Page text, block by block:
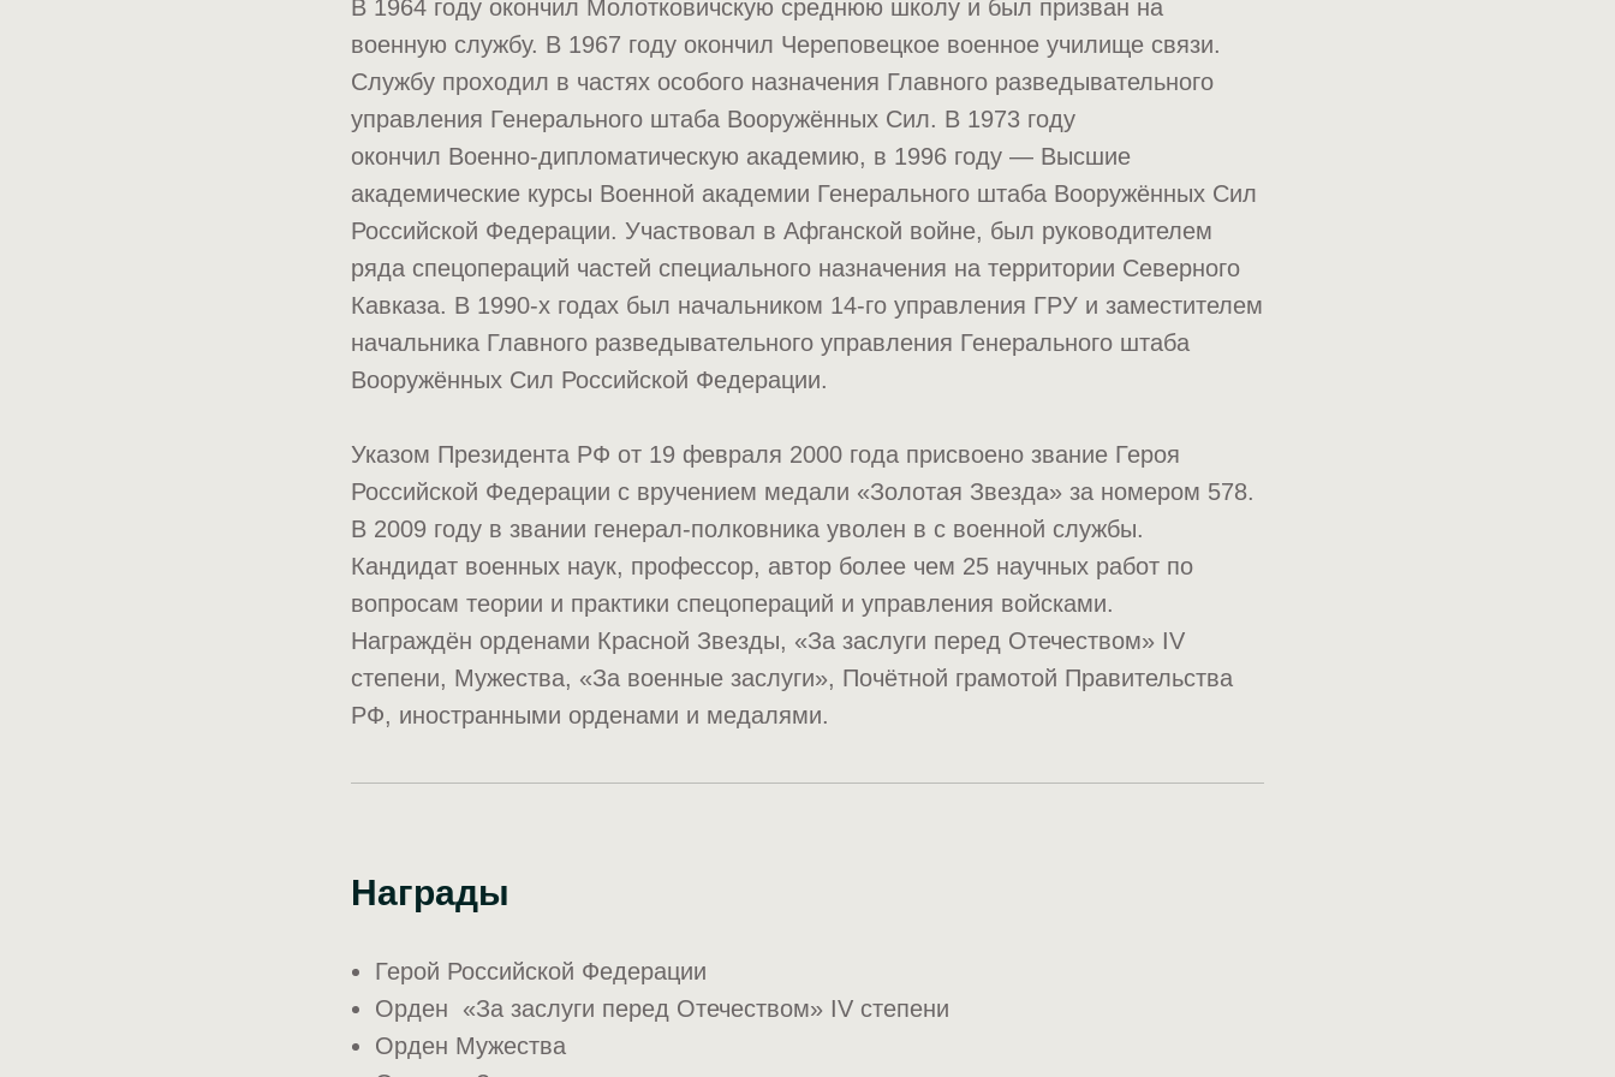
В 1964 году окончил Молотковичскую среднюю школу и был призван на
военную службу. В 1967 году окончил Череповецкое военное училище связи.
Службу проходил в частях особого назначения Главного разведывательного
управления Генерального штаба Вооружённых Сил. В 1973 году
окончил Военно-дипломатическую академию, в 1996 году — Высшие
академические курсы Военной академии Генерального штаба Вооружённых Сил
Российской Федерации. Участвовал в Афганской войне, был руководителем
ряда спецопераций частей специального назначения на территории Северного
Кавказа. В 1990-х годах был начальником 14-го управления ГРУ и заместителем
начальника Главного разведывательного управления Генерального штаба
Вооружённых Сил Российской Федерации.
Указом Президента РФ от 19 февраля 2000 года присвоено звание Героя
Российской Федерации с вручением медали «Золотая Звезда» за номером 578.
В 2009 году в звании генерал-полковника уволен в с военной службы.
Кандидат военных наук, профессор, автор более чем 25 научных работ по
вопросам теории и практики спецопераций и управления войсками.
Награждён орденами Красной Звезды, «За заслуги перед Отечеством» IV
степени, Мужества, «За военные заслуги», Почётной грамотой Правительства
РФ, иностранными орденами и медалями.
Награды
Герой Российской Федерации
Орден «За заслуги перед Отечеством» IV степени
Орден Мужества